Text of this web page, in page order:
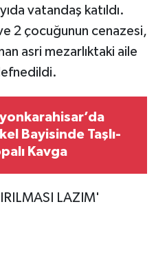
vatandaş katıldı.
2 çocuğunun cenazesi,
asri mezarlıktaki aile
Bayisinde Taşlı-
Kavga
LAZIM'